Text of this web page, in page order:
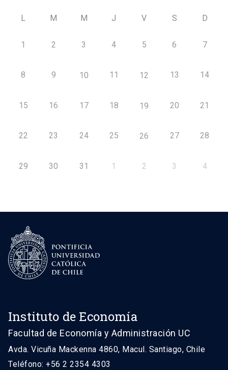
L M M J V S D
1 2 3 4 5 6 7
8 9 10 11 12 13 14
15 16 17 18 19 20 21
22 23 24 25 26 27 28
29 30 31 1 2 3 4
Instituto de Economía
Facultad de Economía y Administración UC
Avda. Vicuña Mackenna 4860, Macul. Santiago, Chile
Teléfono: +56 2 2354 4303